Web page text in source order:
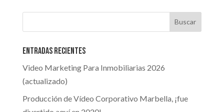
Entradas recientes
Video Marketing Para Inmobiliarias 2026
(actualizado)
Producción de Vídeo Corporativo Marbella, ¡fue